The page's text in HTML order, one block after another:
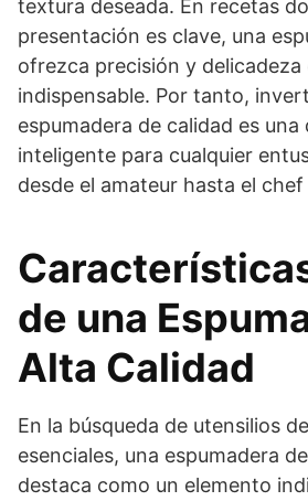
textura deseada. En recetas
presentación es clave, una
ofrezca precisión y delicadeza
indispensable. Por tanto,
espumadera de calidad es una
inteligente para cualquier
desde el amateur hasta el
de una
Alta Calidad
En la búsqueda de utensilios
esenciales, una espumadera
destaca como un elemento